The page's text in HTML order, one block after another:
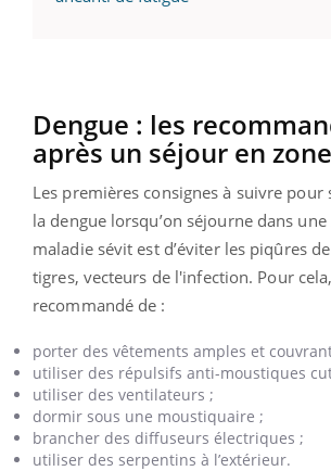
Dengue : les
après un séjour en
Les premières consignes à suivre pour
la dengue lorsqu’on séjourne dans
maladie sévit est d’éviter les piqûres
tigres, vecteurs de l'infection. Pour
recommandé de :
porter des vêtements amples et
utiliser des répulsifs anti-moustiques
utiliser des ventilateurs ;
dormir sous une moustiquaire ;
brancher des diffuseurs électriques ;
utiliser des serpentins à l’extérieur.